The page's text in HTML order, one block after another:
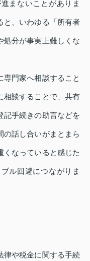
まないことがありま
と、いわゆる「所有者
処分が事実上難しくな
専門家へ相談すること
相談することで、共有
記手続きの助言などを
の話し合いがまとまら
くなっていると感じた
ル回避につながりま
律や税金に関する手続